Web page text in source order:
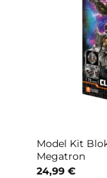
Model Kit
Megatron
24,99 €